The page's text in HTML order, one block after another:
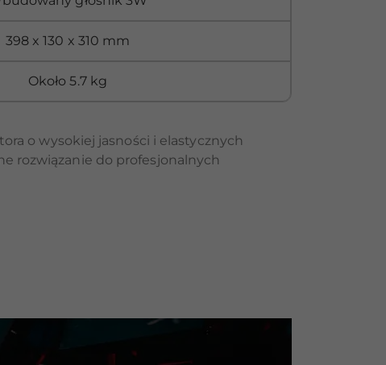
398 x 130 x 310 mm
Około 5.7 kg
o wysokiej jasności i elastycznych
rozwiązanie do profesjonalnych